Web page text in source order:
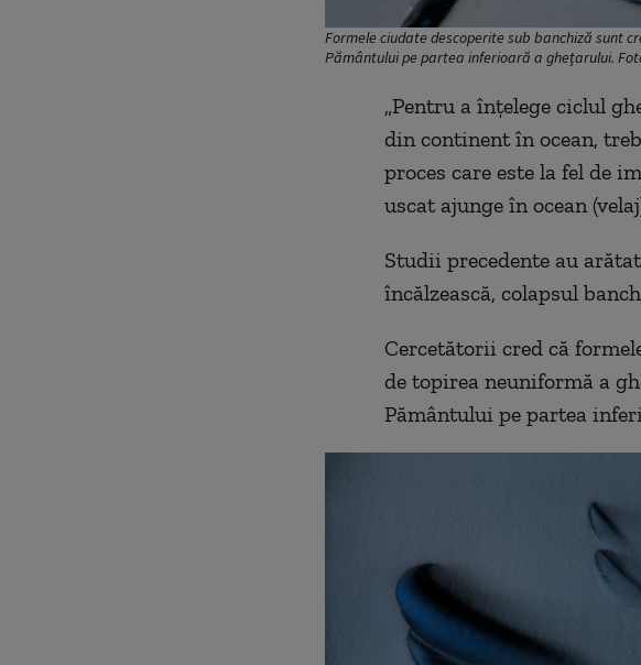
Formele ciudate descoperite sub banchiză sunt
Pământului pe partea inferioară a ghețarului.
„Pentru a înțelege ciclul
din continent în ocean,
proces care este la fel de
uscat ajunge în ocean
Studii precedente au
încălzească, colapsul
Cercetătorii cred că
de topirea neuniformă a
Pământului pe partea